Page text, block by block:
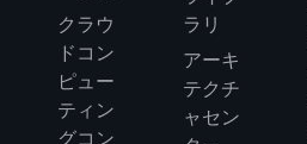
クラウ
ドコン
ピュー
ティン
グコン
ラリ
アーキ
テクチ
ャセン